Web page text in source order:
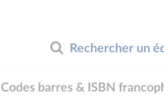
Rechercher un
Codes barres & ISBN